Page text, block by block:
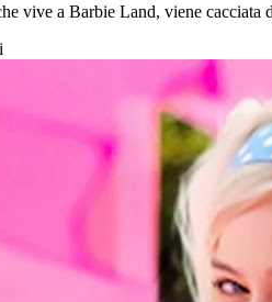
vive a Barbie Land, viene cacciata